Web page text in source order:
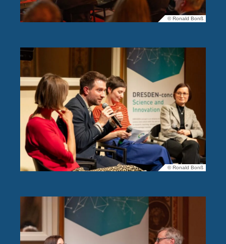
© Ronald Bonß
© Ronald Bonß